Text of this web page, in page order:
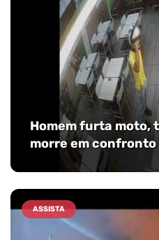
Homem furta moto,
morre em confronto
ASSISTA